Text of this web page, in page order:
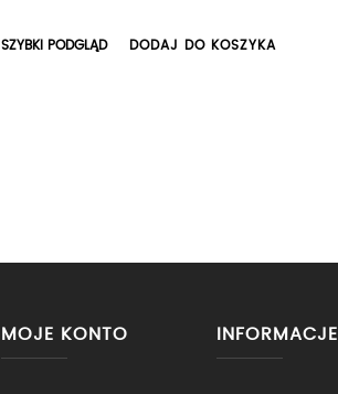
SZYBKI PODGLĄD DODAJ DO KOSZYKA
MOJE KONTO INFORMACJE